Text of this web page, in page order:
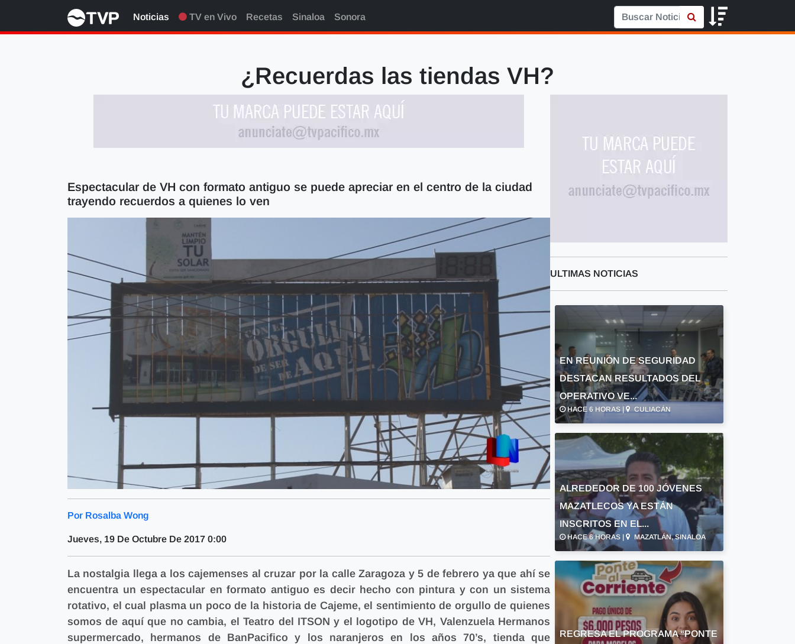
Noticias TV en Vivo Recetas Sinaloa Sonora
¿Recuerdas las tiendas VH?
Espectacular de VH con formato antiguo se puede apreciar en el centro de la ciudad
trayendo recuerdos a quienes lo ven
Por Rosalba Wong
Jueves, 19 De Octubre De 2017 0:00
La nostalgia llega a los cajemenses al cruzar por la calle Zaragoza y 5 de febrero ya que ahí se
encuentra un espectacular en formato antiguo es decir hecho con pintura y con un sistema
rotativo, el cual plasma un poco de la historia de Cajeme, el sentimiento de orgullo de quienes
somos de aquí que no cambia, el Teatro del ITSON y el logotipo de VH, Valenzuela Hermanos
supermercado, hermanos de BanPacifico y los naranjeros en los años 70’s, tienda que
ULTIMAS NOTICIAS
EN REUNIÓN DE SEGURIDAD
DESTACAN RESULTADOS DEL
OPERATIVO VE...
HACE 6 HORAS | CULIACÁN
ALREDEDOR DE 100 JÓVENES
MAZATLECOS YA ESTÁN
INSCRITOS EN EL...
HACE 6 HORAS | MAZATLÁN, SINALOA
REGRESA EL PROGRAMA “PONTE